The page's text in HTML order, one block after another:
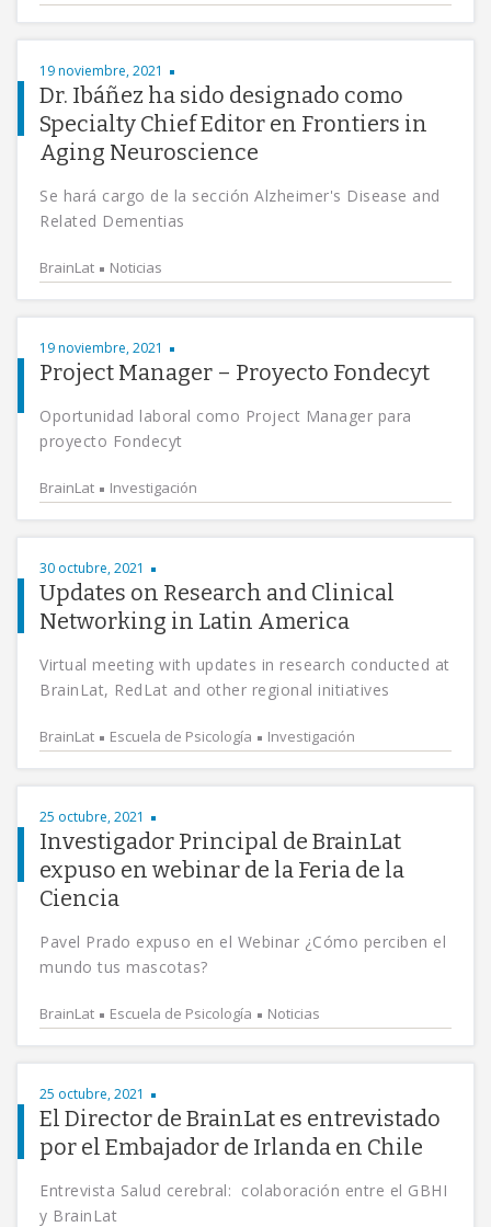
19 noviembre, 2021
Dr. Ibáñez ha sido designado como
Specialty Chief Editor en Frontiers in
Aging Neuroscience
Se hará cargo de la sección Alzheimer's Disease and
Related Dementias
BrainLat Noticias
19 noviembre, 2021
Project Manager – Proyecto Fondecyt
Oportunidad laboral como Project Manager para
proyecto Fondecyt
BrainLat Investigación
30 octubre, 2021
Updates on Research and Clinical
Networking in Latin America
Virtual meeting with updates in research conducted at
BrainLat, RedLat and other regional initiatives
BrainLat Escuela de Psicología Investigación
25 octubre, 2021
Investigador Principal de BrainLat
expuso en webinar de la Feria de la
Ciencia
Pavel Prado expuso en el Webinar ¿Cómo perciben el
mundo tus mascotas?
BrainLat Escuela de Psicología Noticias
25 octubre, 2021
El Director de BrainLat es entrevistado
por el Embajador de Irlanda en Chile
Entrevista Salud cerebral: colaboración entre el GBHI
y BrainLat